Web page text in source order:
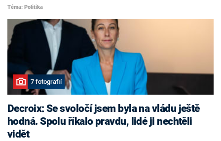
Téma: Politika
7 fotografií
Decroix: Se svoločí jsem byla na vládu ještě
hodná. Spolu říkalo pravdu, lidé ji nechtěli
vidět